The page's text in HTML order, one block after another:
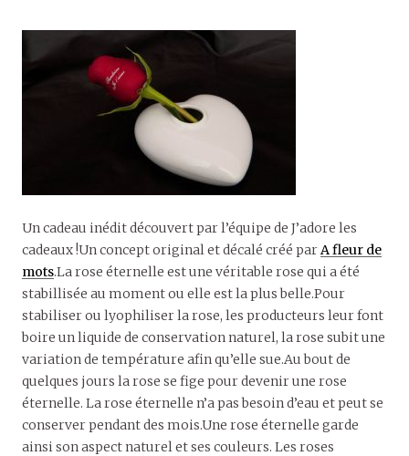
Un cadeau inédit découvert par l’équipe de J’adore les
cadeaux !Un concept original et décalé créé parA fleur de
mots.La rose éternelle est une véritable rose qui a été
stabillisée au moment ou elle est la plus belle.Pour
stabiliser ou lyophiliser la rose, les producteurs leur font
boire un liquide de conservation naturel, la rose subit une
variation de température afin qu’elle sue.Au bout de
quelques jours la rose se fige pour devenir une rose
éternelle. La rose éternelle n’a pas besoin d’eau et peut se
conserver pendant des mois.Une rose éternelle garde
ainsi son aspect naturel et ses couleurs. Les roses